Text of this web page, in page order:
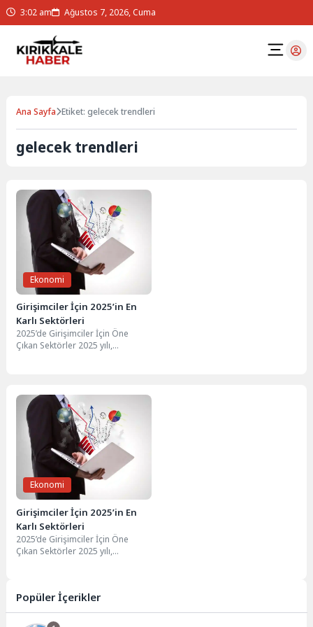
3:02 am Ağustos 7, 2026, Cuma
Ana Sayfa Etiket: gelecek trendleri
gelecek trendleri
Ekonomi
Girişimciler İçin 2025’in En
Karlı Sektörleri
2025’de Girişimciler İçin Öne
Çıkan Sektörler 2025 yılı,
Ekonomi
Girişimciler İçin 2025’in En
Karlı Sektörleri
2025’de Girişimciler İçin Öne
Çıkan Sektörler 2025 yılı,
Popüler İçerikler